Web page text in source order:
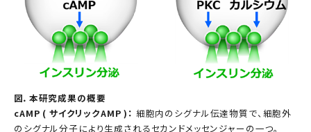
図．本研究成果の概要
cAMP ( サイクリックAMP )： 細胞内のシグナル伝達物質で、細胞外
のシグナル分子により生成されるセカンドメッセンジャーの一つ。